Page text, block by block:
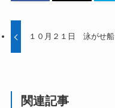
１０月２１日 泳がせ船
関連記事